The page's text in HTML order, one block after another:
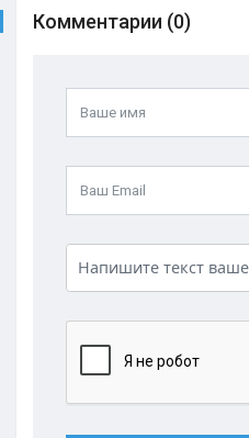
Комментарии (0)